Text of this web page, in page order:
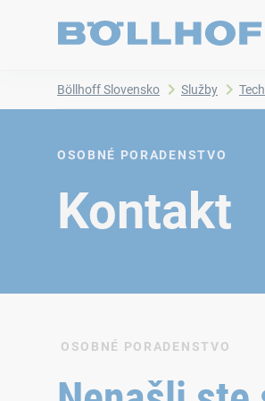
Böllhoff Slovensko Služby
OSOBNÉ PORADENSTVO
Kontakt
OSOBNÉ PORADENSTVO